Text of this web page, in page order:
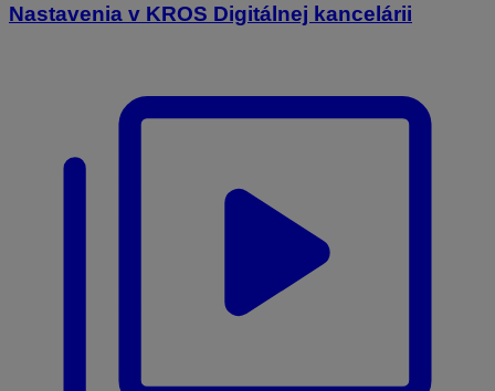
Nastavenia v KROS Digitálnej kancelárii